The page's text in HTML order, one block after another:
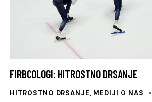
FIRBCOLOGI: HITROSTNO DRSANJE
HITROSTNO DRSANJE, MEDIJI O NAS